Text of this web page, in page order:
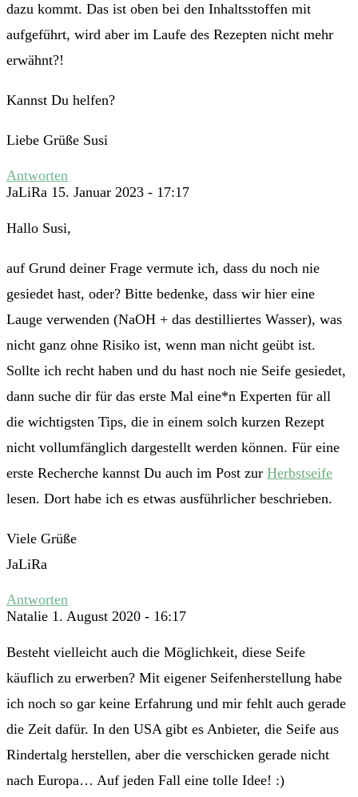
dazu kommt. Das ist oben bei den Inhaltsstoffen mit
aufgeführt, wird aber im Laufe des Rezepten nicht mehr
erwähnt?!
Kannst Du helfen?
Liebe Grüße Susi
Antworten
JaLiRa 15. Januar 2023 - 17:17
Hallo Susi,
auf Grund deiner Frage vermute ich, dass du noch nie
gesiedet hast, oder? Bitte bedenke, dass wir hier eine
Lauge verwenden (NaOH + das destilliertes Wasser), was
nicht ganz ohne Risiko ist, wenn man nicht geübt ist.
Sollte ich recht haben und du hast noch nie Seife gesiedet,
dann suche dir für das erste Mal eine*n Experten für all
die wichtigsten Tips, die in einem solch kurzen Rezept
nicht vollumfänglich dargestellt werden können. Für eine
erste Recherche kannst Du auch im Post zur Herbstseife
lesen. Dort habe ich es etwas ausführlicher beschrieben.
Viele Grüße
JaLiRa
Antworten
Natalie 1. August 2020 - 16:17
Besteht vielleicht auch die Möglichkeit, diese Seife
käuflich zu erwerben? Mit eigener Seifenherstellung habe
ich noch so gar keine Erfahrung und mir fehlt auch gerade
die Zeit dafür. In den USA gibt es Anbieter, die Seife aus
Rindertalg herstellen, aber die verschicken gerade nicht
nach Europa… Auf jeden Fall eine tolle Idee! :)